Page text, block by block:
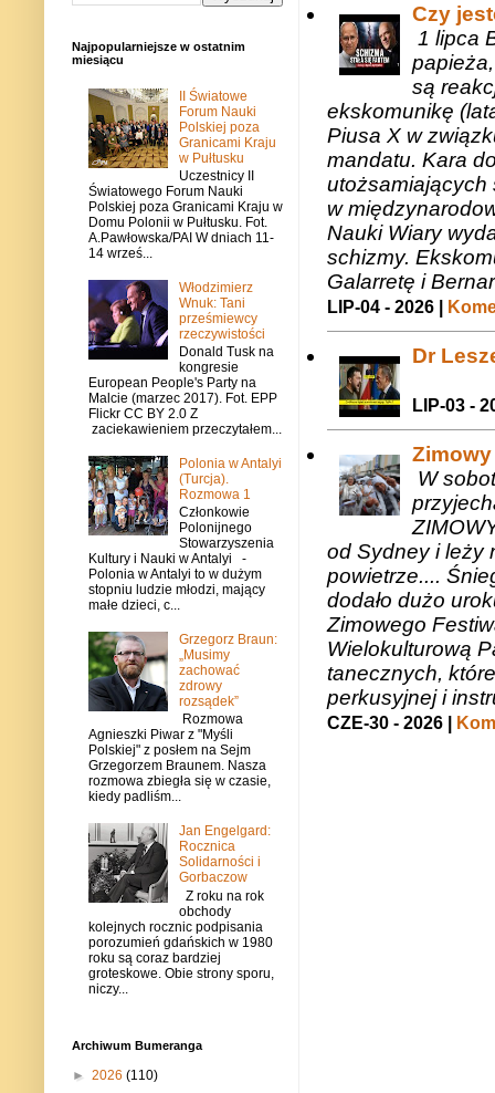
Czy
1 lipca
są
ekskomunikę
Piusa X w
mandatu. Kara
utożsamiających
w
Nauki Wiary
schizmy.
Galarretę i
LIP-04 - 2026 |
Dr
LIP-03 -
W
od Sydney i leży
powietrze....
dodało dużo
Zimowego
Wielokulturową
tanecznych,
perkusyjnej i
CZE-30 - 2026 |
Najpopularniejsze w ostatnim
miesiącu
II Światowe
Forum Nauki
Polskiej poza
Granicami Kraju
w Pułtusku
Uczestnicy II
Światowego Forum Nauki
Polskiej poza Granicami Kraju w
Domu Polonii w Pułtusku. Fot.
A.Pawłowska/PAI W dniach 11-
14 wrześ...
Włodzimierz
Wnuk: Tani
prześmiewcy
rzeczywistości
Donald Tusk na
kongresie
European People's Party na
Malcie (marzec 2017). Fot. EPP
Flickr CC BY 2.0 Z
zaciekawieniem przeczytałem...
Polonia w Antalyi
(Turcja).
Rozmowa 1
Członkowie
Polonijnego
Stowarzyszenia
Kultury i Nauki w Antalyi -
Polonia w Antalyi to w dużym
stopniu ludzie młodzi, mający
małe dzieci, c...
Grzegorz Braun:
„Musimy
zachować
zdrowy
rozsądek”
Rozmowa
Agnieszki Piwar z "Myśli
Polskiej" z posłem na Sejm
Grzegorzem Braunem. Nasza
rozmowa zbiegła się w czasie,
kiedy padliśm...
Jan Engelgard:
Rocznica
Solidarności i
Gorbaczow
Z roku na rok
obchody
kolejnych rocznic podpisania
porozumień gdańskich w 1980
roku są coraz bardziej
groteskowe. Obie strony sporu,
niczy...
Archiwum Bumeranga
► 2026 (110)